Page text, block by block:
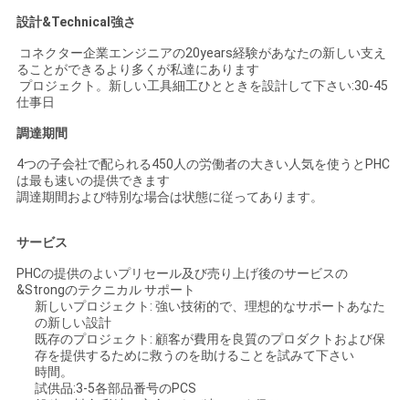
設計&Technical強さ
コネクター企業エンジニアの20years経験があなたの新しい支え
ることができるより多くが私達にあります
プロジェクト。新しい工具細工ひとときを設計して下さい:30-45
仕事日
調達期間
4つの子会社で配られる450人の労働者の大きい人気を使うとPHC
は最も速いの提供できます
調達期間および特別な場合は状態に従ってあります。
サービス
PHCの提供のよいプリセール及び売り上げ後のサービスの
&Strongのテクニカル サポート
新しいプロジェクト: 強い技術的で、理想的なサポートあなた
の新しい設計
既存のプロジェクト: 顧客が費用を良質のプロダクトおよび保
存を提供するために救うのを助けることを試みて下さい
時間。
試供品:3-5各部品番号のPCS